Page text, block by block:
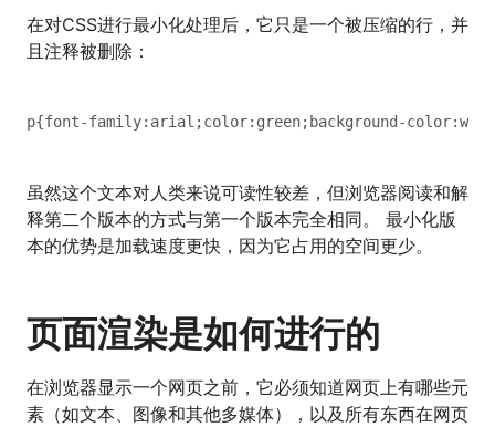
在对CSS进行最小化处理后，它只是一个被压缩的行，并
且注释被删除：
虽然这个文本对人类来说可读性较差，但浏览器阅读和解
释第二个版本的方式与第一个版本完全相同。 最小化版
本的优势是加载速度更快，因为它占用的空间更少。
页面渲染是如何进行的
在浏览器显示一个网页之前，它必须知道网页上有哪些元
素（如文本、图像和其他多媒体），以及所有东西在网页